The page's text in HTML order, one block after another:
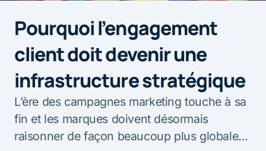
Pourquoi l’engagement
client doit devenir une
infrastructure stratégique
L’ère des campagnes marketing touche à sa
fin et les marques doivent désormais
raisonner de façon beaucoup plus globale…